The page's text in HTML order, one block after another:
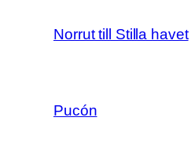
Norrut till Stilla havet
Pucón